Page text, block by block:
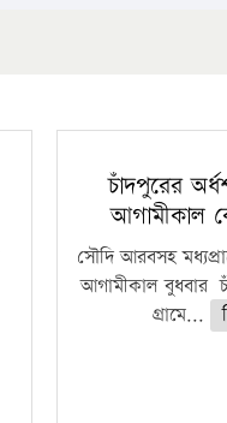
চাঁদপুরের
আগামীকাল
সৌদি আরবসহ
আগামীকাল বুধবার
গ্রামে...